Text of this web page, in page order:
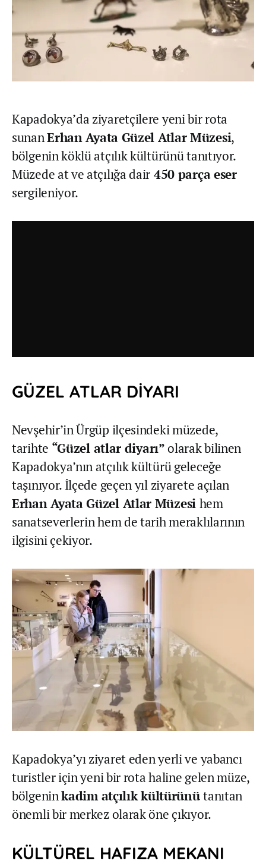
Kapadokya’da ziyaretçilere yeni bir rota
sunanErhan Ayata Güzel Atlar Müzesi,
bölgenin köklü atçılık kültürünü tanıtıyor.
Müzede at ve atçılığa dair 450 parça eser
sergileniyor.
GÜZEL ATLAR DİYARI
Nevşehir’in Ürgüp ilçesindeki müzede,
tarihte “Güzel atlar diyarı”olarak bilinen
Kapadokya’nın atçılık kültürü geleceğe
taşınıyor. İlçede geçen yıl ziyarete açılan
Erhan Ayata Güzel Atlar Müzesi hem
sanatseverlerin hem de tarih meraklılarının
ilgisini çekiyor.
Kapadokya’yı ziyaret eden yerli ve yabancı
turistler için yeni bir rota haline gelen müze,
bölgeninkadim atçılık kültürünütanıtan
önemli bir merkez olarak öne çıkıyor.
KÜLTÜREL HAFIZA MEKANI